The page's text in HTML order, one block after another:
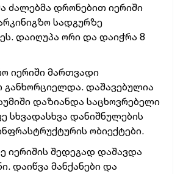
ძალებმა დრონებით იერიში
სადგურზე
დაიღუპა ორი და დაიჭრა 8
იერიში მართვადი
განხორციელდა. დაშავებულია
დაზიანდა საცხოვრებელი
სხვადასხვა დანიშნულების
ობიექტები.
იერიშის შედეგად დაშავდა
დაიწვა მანქანები და